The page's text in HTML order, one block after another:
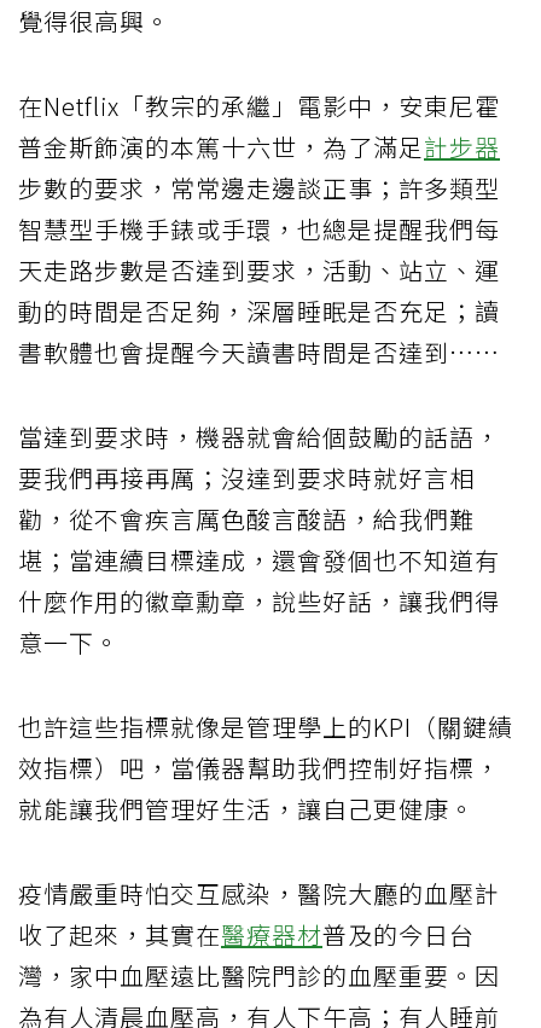
覺得很高興。
在Netflix「教宗的承繼」電影中，安東尼霍
普金斯飾演的本篤十六世，為了滿足計步器
步數的要求，常常邊走邊談正事；許多類型
智慧型手機手錶或手環，也總是提醒我們每
天走路步數是否達到要求，活動、站立、運
動的時間是否足夠，深層睡眠是否充足；讀
書軟體也會提醒今天讀書時間是否達到……
當達到要求時，機器就會給個鼓勵的話語，
要我們再接再厲；沒達到要求時就好言相
勸，從不會疾言厲色酸言酸語，給我們難
堪；當連續目標達成，還會發個也不知道有
什麼作用的徽章勳章，說些好話，讓我們得
意一下。
也許這些指標就像是管理學上的KPI（關鍵績
效指標）吧，當儀器幫助我們控制好指標，
就能讓我們管理好生活，讓自己更健康。
疫情嚴重時怕交互感染，醫院大廳的血壓計
收了起來，其實在醫療器材普及的今日台
灣，家中血壓遠比醫院門診的血壓重要。因
為有人清晨血壓高，有人下午高；有人睡前